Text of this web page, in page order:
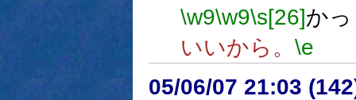
\w9\w9\s[26]か
いいから。 \e
05/06/07 21:03